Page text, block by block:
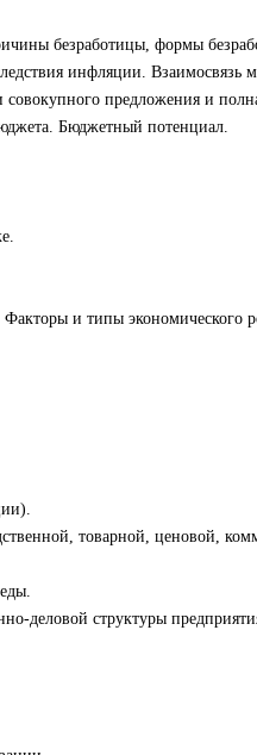
безработицы, формы
инфляции. Взаимосвязь
предложения и
Бюджетный потенциал.
и типы экономического
товарной, ценовой,
деловой структуры